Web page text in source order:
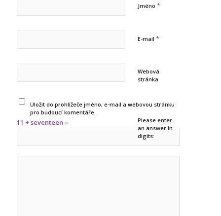
Jméno *
E-mail *
Webová
stránka
Uložit do prohlížeče jméno, e-mail a webovou stránku
pro budoucí komentáře.
Please enter
an answer in
digits:
11 + seventeen =